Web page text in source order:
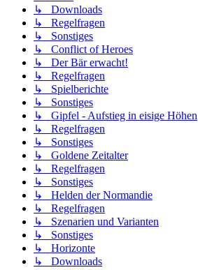
↳ Downloads
↳ Regelfragen
↳ Sonstiges
↳ Conflict of Heroes
↳ Der Bär erwacht!
↳ Regelfragen
↳ Spielberichte
↳ Sonstiges
↳ Gipfel - Aufstieg in eisige Höhen
↳ Regelfragen
↳ Sonstiges
↳ Goldene Zeitalter
↳ Regelfragen
↳ Sonstiges
↳ Helden der Normandie
↳ Regelfragen
↳ Szenarien und Varianten
↳ Sonstiges
↳ Horizonte
↳ Downloads